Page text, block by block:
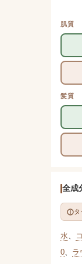
肌質
髪質
全成
タ
水、
0、 ラ